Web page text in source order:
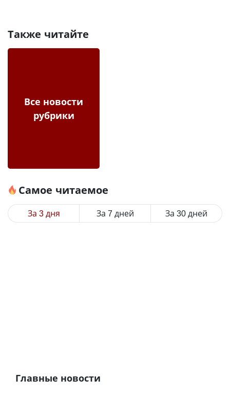
Также читайте
Все новости
рубрики
Самое читаемое
За 3 дня За 7 дней За 30 дней
Главные новости